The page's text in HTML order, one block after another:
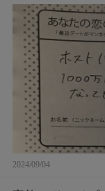
るクラゲ担当
た・・・
2024/09/04